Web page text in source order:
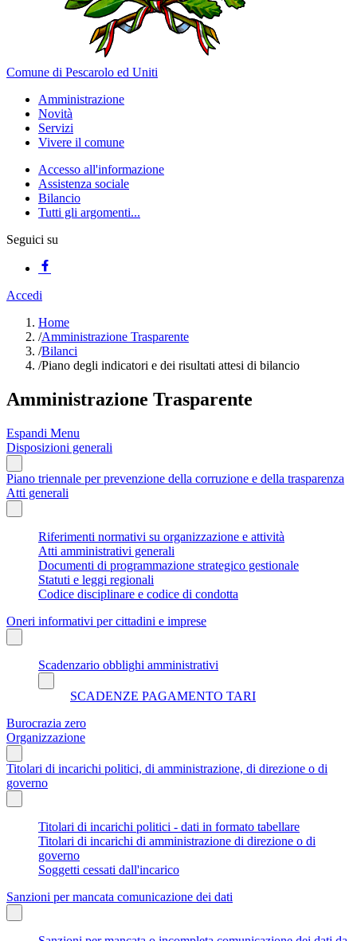
Comune di Pescarolo ed Uniti
Amministrazione
Novità
Servizi
Vivere il comune
Accesso all'informazione
Assistenza sociale
Bilancio
Tutti gli argomenti...
Seguici su
Accedi
Home
/Amministrazione Trasparente
/Bilanci
/Piano degli indicatori e dei risultati attesi di bilancio
Amministrazione Trasparente
Espandi Menu
Disposizioni generali
Piano triennale per prevenzione della corruzione e della trasparenza
Atti generali
Riferimenti normativi su organizzazione e attività
Atti amministrativi generali
Documenti di programmazione strategico gestionale
Statuti e leggi regionali
Codice disciplinare e codice di condotta
Oneri informativi per cittadini e imprese
Scadenzario obblighi amministrativi
SCADENZE PAGAMENTO TARI
Burocrazia zero
Organizzazione
Titolari di incarichi politici, di amministrazione, di direzione o di
governo
Titolari di incarichi politici - dati in formato tabellare
Titolari di incarichi di amministrazione di direzione o di
governo
Soggetti cessati dall'incarico
Sanzioni per mancata comunicazione dei dati